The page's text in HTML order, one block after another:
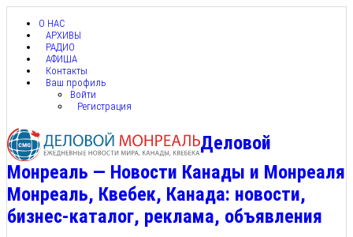
О НАС
АРХИВЫ
РАДИО
АФИША
Контакты
Ваш профиль
Войти
Регистрация
Деловой
Монреаль — Новости Канады и Монреаля
Монреаль, Квебек, Канада: новости,
бизнес-каталог, реклама, объявления